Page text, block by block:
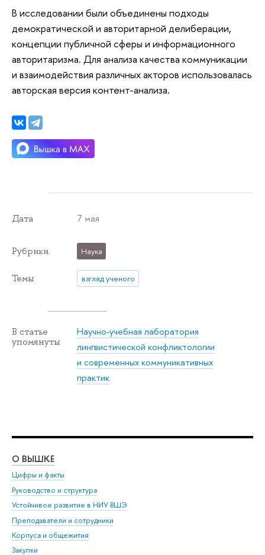
В исследовании были объединены подходы
демократической и авторитарной делиберации,
концепции публичной сферы и информационного
авторитаризма. Для анализа качества коммуникации
и взаимодействия различных акторов использовалась
авторская версия контент-анализа.
Дата 7 мая
Рубрики Наука
Темы взгляд ученого
В статье
упомянуты
Научно-учебная лаборатория
лингвистической конфликтологии
и современных коммуникативных
практик
О ВЫШКЕ
Цифры и факты
Руководство и структура
Устойчивое развитие в НИУ ВШЭ
Преподаватели и сотрудники
Корпуса и общежития
Закупки